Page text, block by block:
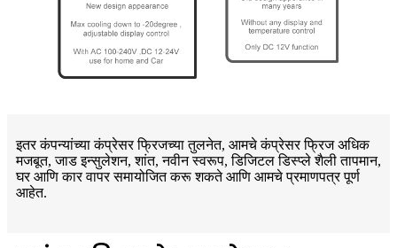
इतर कंपन्यांच्या कंप्रेसर फ्रिजच्या तुलनेत, आमचे कंप्रेसर फ्रिज अधिक
मजबूत, जाड इन्सुलेशन, शांत, नवीन स्वरूप, डिजिटल डिस्प्ले शैली तापमान,
घर आणि कार वापर समायोजित करू शकते आणि आमचे प्रमाणपत्र पूर्ण
आहेत.